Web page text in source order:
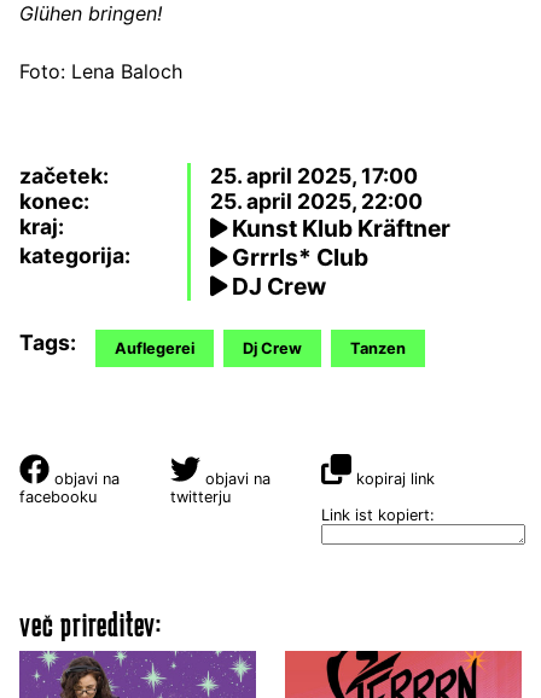
Glühen bringen!
Foto: Lena Baloch
začetek:
25. april 2025, 17:00
konec:
25. april 2025, 22:00
kraj:
Kunst Klub Kräftner
kategorija:
Grrrls* Club
DJ Crew
Tags: Auflegerei Dj Crew Tanzen
objavi na
facebooku
objavi na
twitterju
kopiraj link
Link ist kopiert:
več prireditev: